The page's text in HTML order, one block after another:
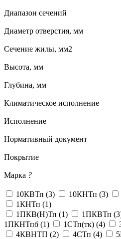
Диапазон сечений
Диаметр отверстия, мм
Сечение жилы, мм2
Высота, мм
Глубина, мм
Климатическое исполнение
Исполнение
Нормативный документ
Покрытие
Марка ?
10КВТп (3) 10КНТп (3)
1КНТп (1)
1ПКВ(Н)Тп (1) 1ПКВТп (3
1ПКНТпб (1) 1СТп(тк) (4)
4КВНТП (2) 4СТп (4)